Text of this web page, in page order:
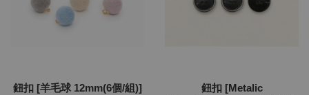
鈕扣 [羊毛球 12mm(6個/組)]
鈕扣 [Metalic